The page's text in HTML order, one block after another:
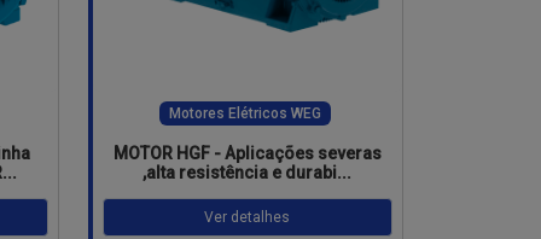
Motores Elétricos WEG
MOTOR HGF - Aplicações severas
,alta resistência e durabi...
Ver detalhes